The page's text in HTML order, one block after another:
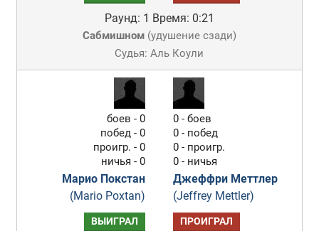
Раунд: 1 Время: 0:21
Сабмишном(удушение сзади)
Судья: Аль Коули
боев - 0
побед - 0
проигр. - 0
ничья - 0
Марио Покстан
(Mario Poxtan)
0 - боев
0 - побед
0 - проигр.
0 - ничья
Джеффри Меттлер
(Jeffrey Mettler)
ВЫИГРАЛ ПРОИГРАЛ